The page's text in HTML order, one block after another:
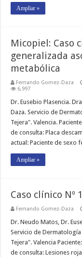
Ampliar »
Micopiel: Caso
generalizada
metabólica
Fernando Gomez-Daza
6,997
Dr. Eusebio Plasencia.
Daza. Servicio de
Tejera". Valencia.
de consulta: Placa
actual: Paciente de sexo
Ampliar »
Caso clínico Nº
Fernando Gomez-Daza
Dr. Neudo Matos, Dr.
Servicio de
Tejera". Valencia
de consulta: Lesiones